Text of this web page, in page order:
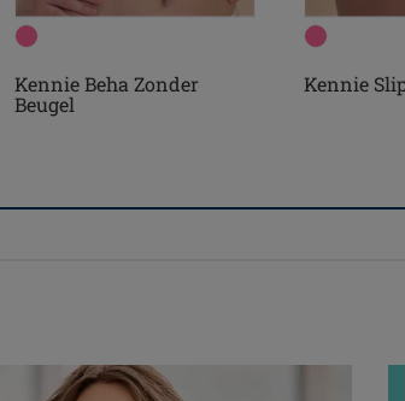
Kennie Beha Zonder
Beugel
Kennie